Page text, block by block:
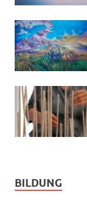
BILDUNG